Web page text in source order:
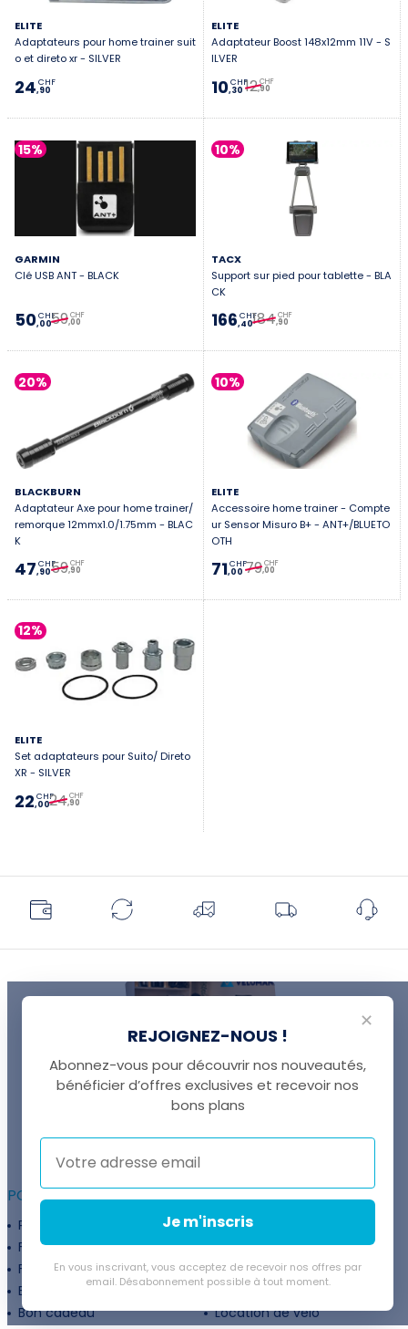
ELITE
Adaptateurs pour home trainer suit
o et direto xr - SILVER
24,90
CHF
ELITE
Adaptateur Boost 148x12mm 11V - S
ILVER
10,30
CHF12,90
CHF
15%
GARMIN
Clé USB ANT - BLACK
50,00
CHF59,00
CHF
10%
TACX
Support sur pied pour tablette - BLA
CK
166,40
CHF184,90
CHF
20%
BLACKBURN
Adaptateur Axe pour home trainer/
remorque 12mmx1.0/1.75mm - BLAC
K
47,90
CHF59,90
CHF
10%
ELITE
Accessoire home trainer - Compte
ur Sensor Misuro B+ - ANT+/BLUETO
OTH
71,00
CHF79,00
CHF
12%
ELITE
Set adaptateurs pour Suito/ Direto
XR - SILVER
22,00
CHF24,90
CHF
UNE QUESTION ?
+41 22 307 02 00
POUR ALLER PLUS LOIN :
Programme fidélité
Entreprises
Financement
Services
Flexibilité de paiement
Subventions
Extension de garantie
Politique de retour
Bon cadeau
Location de vélo
✕
REJOIGNEZ-NOUS !
Abonnez-vous pour découvrir nos nouveautés,
bénéficier d’offres exclusives et recevoir nos
bons plans
Je m'inscris
En vous inscrivant, vous acceptez de recevoir nos offres par
email. Désabonnement possible à tout moment.